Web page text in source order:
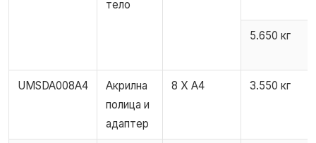
тело
5.650 кг
UMSDA008A4
Акрилна
полица и
адаптер
8 X A4 3.550 кг